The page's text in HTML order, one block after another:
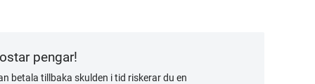
pengar!
betala tillbaka skulden i tid riskerar du en